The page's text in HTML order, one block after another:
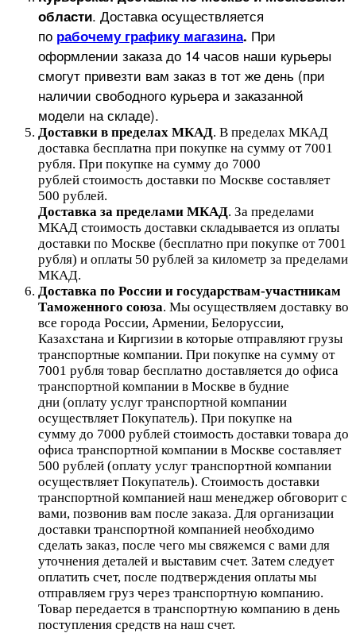
области. Доставка осуществляется
по рабочему графику магазина. При
оформлении заказа до 14 часов наши курьеры
смогут привезти вам заказ в тот же день (при
наличии свободного курьера и заказанной
модели на складе).
Доставки в пределах МКАД. В пределах МКАД
доставка бесплатна при покупке на сумму от 7001
рубля. При покупке на сумму до 7000
рублей стоимость доставки по Москве составляет
500 рублей.
Доставка за пределами МКАД. За пределами
МКАД стоимость доставки складывается из оплаты
доставки по Москве (бесплатно при покупке от 7001
рубля) и оплаты 50 рублей за километр за пределами
МКАД.
Доставка по России и государствам-участникам
Таможенного союза. Мы осуществляем доставку во
все города России, Армении, Белоруссии,
Казахстана и Киргизии в которые отправляют грузы
транспортные компании. При покупке на сумму от
7001 рубля товар бесплатно доставляется до офиса
транспортной компании в Москве в будние
дни (оплату услуг транспортной компании
осуществляет Покупатель). При покупке на
сумму до 7000 рублей стоимость доставки товара до
офиса транспортной компании в Москве составляет
500 рублей (оплату услуг транспортной компании
осуществляет Покупатель). Стоимость доставки
транспортной компанией наш менеджер обговорит с
вами, позвонив вам после заказа. Для организации
доставки транспортной компанией необходимо
сделать заказ, после чего мы свяжемся с вами для
уточнения деталей и выставим счет. Затем следует
оплатить счет, после подтверждения оплаты мы
отправляем груз через транспортную компанию.
Товар передается в транспортную компанию в день
поступления средств на наш счет.